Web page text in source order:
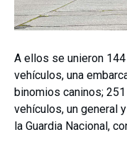
A ellos se unieron
vehículos, una
binomios caninos;
vehículos, un general
la Guardia Nacional,